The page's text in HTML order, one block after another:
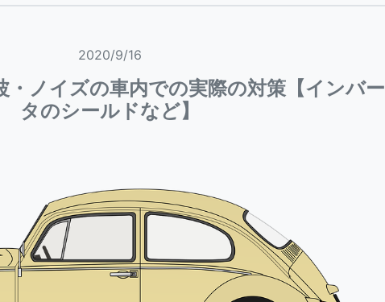
2020/9/16
・ノイズの車内での実際の対策【インバー
タのシールドなど】